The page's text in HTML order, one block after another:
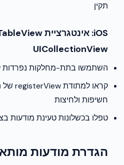
תקין
UICollectionView
השתמשו בתת-מחלקות נפרדות
חשיפות ולחיצות
טפלו בכשלונות טעינת מודעות